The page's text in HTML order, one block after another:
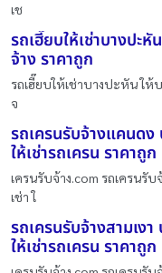
เช
รถเฮี๊ยบให้เช่าบางปะ
จ้าง ราคาถูก
รถเฮี๊ยบให้เช่าบางปะหัน ให้
จ
รถเครนรับจ้างแคนดง
ให้เช่ารถเครน ราคาถูก
เครนรับจ้าง.com รถเครนรับ
เช่า ใ
รถเครนรับจ้างสามเงา
ให้เช่ารถเครน ราคาถูก